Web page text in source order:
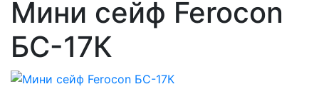
Мини сейф Ferocon
БС-17К